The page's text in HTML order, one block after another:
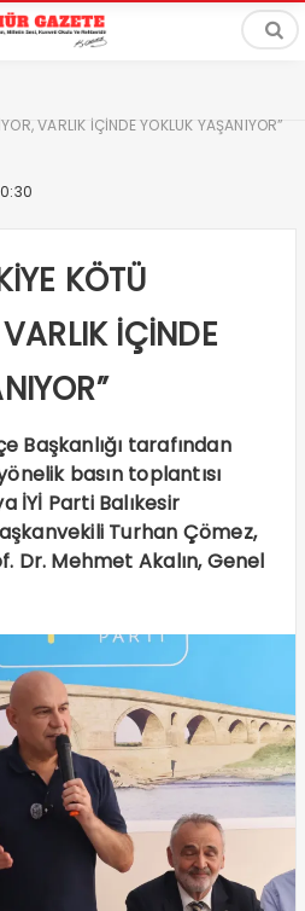
VARLIK İÇİNDE YOKLUK YAŞANIYOR”
KÖTÜ
İÇİNDE
Başkanlığı tarafından
basın toplantısı
İYİ Parti Balıkesir
Turhan Çömez,
Dr. Mehmet Akalın, Genel